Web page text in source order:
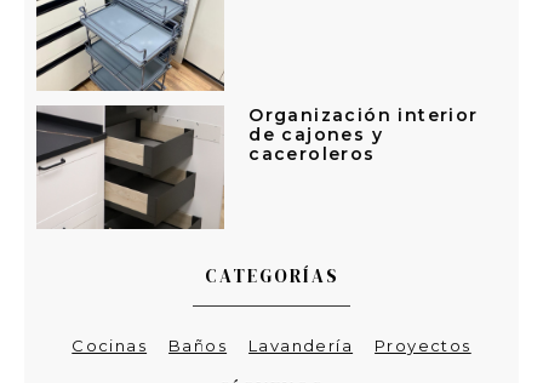
Organización interior
de cajones y
caceroleros
CATEGORÍAS
Cocinas Baños Lavandería Proyectos